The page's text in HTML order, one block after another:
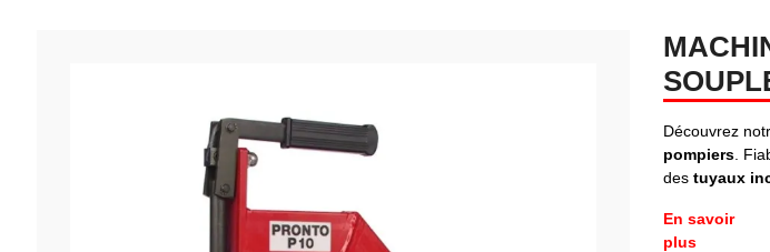
Découvrez
pompiers.
des tuyaux
En savoir
plus